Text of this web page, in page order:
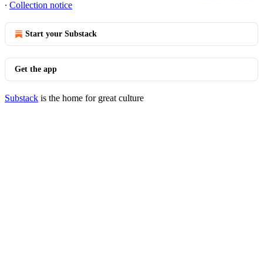
∙ Collection notice
Start your Substack
Get the app
Substack is the home for great culture